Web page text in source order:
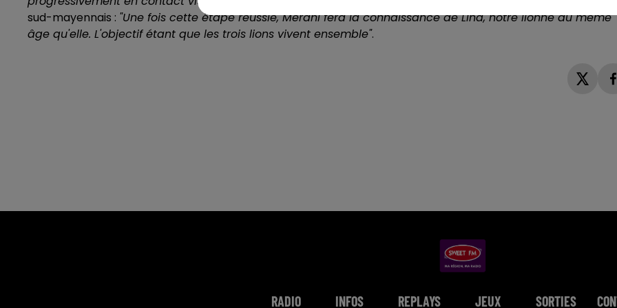
sud-mayennais : "Une fois cette étape réussie, Mérani fera la connaissance de Lina, notre lionne du même
âge qu'elle. L'objectif étant que les trois lions vivent ensemble".
RADIO INFOS REPLAYS JEUX SORTIES